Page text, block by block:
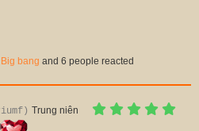
Big bang and 6 people reacted
Trung niên